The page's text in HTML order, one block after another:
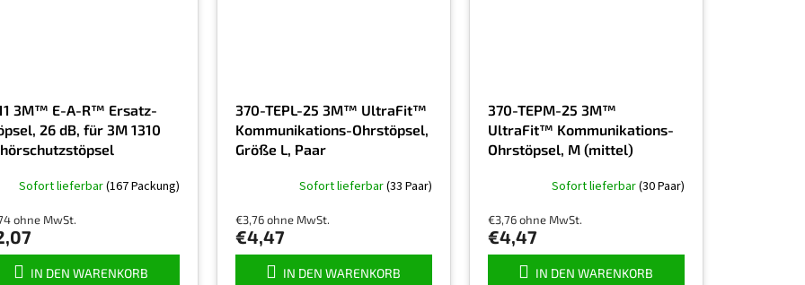
3M™ E-A-R™ Ersatz-
26 dB, für 3M 1310
Sofort lieferbar(167 Packung)
ohne MwSt.
IN DEN WARENKORB
370-TEPL-25 3M™ UltraFit™
Kommunikations-Ohrstöpsel,
Größe L, Paar
Sofort lieferbar(33 Paar)
€3,76 ohne MwSt.
€4,47
IN DEN WARENKORB
370-TEPM-25 3M™
UltraFit™ Kommunikations-
Ohrstöpsel, M (mittel)
Sofort lieferbar(30 Paar)
€3,76 ohne MwSt.
€4,47
IN DEN WARENKORB